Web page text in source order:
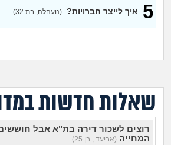
5 איך לייצר חברויות? (נועהלה, בת 32)
שאלות חדשות
רוצים לשכור דירה בת"א אבל
המחייה (אביעד , בן 25)